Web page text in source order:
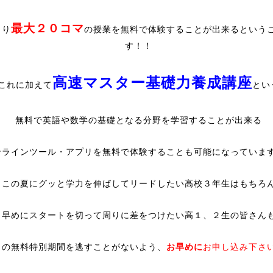
最大２０コマの授業を無料で体験することが出来るという
す！！
れに加えて高速マスター基礎力養成講座とい
無料で英語や数学の基礎となる分野を学習することが出来る
インツール・アプリを無料で体験することも可能になっていま
この夏にグッと学力を伸ばしてリードしたい高校３年生はもちろ
早めにスタートを切って周りに差をつけたい高１、２生の皆さん
無料特別期間を逃すことがないよう、 お早めにお申し込み下さ